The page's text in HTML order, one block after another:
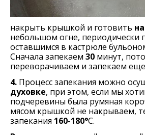
накрыть крышкой и готовить
небольшом огне, периодически
оставшимся в кастрюле
Сначала запекаем 30 минут,
переворачиваем и запекаем еще
4. Процесс запекания можно
духовке, при этом, если мы
подчеревины была румяная
мясом крышкой не накрываем,
запекания 160-180°С.